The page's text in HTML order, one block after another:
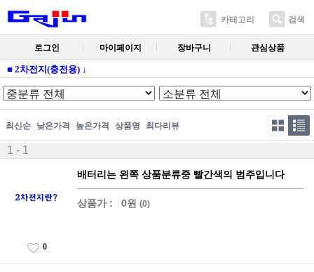
카테고리 검색
로그인 마이페이지 장바구니 관심상품
■ 2차전지(충전용) ↓
최신순 낮은가격 높은가격 상품명 최다리뷰
1 - 1
배터리는 왼쪽 상품분류중 빨간색의 범주입니다
상품가 : 0원 (0)
0